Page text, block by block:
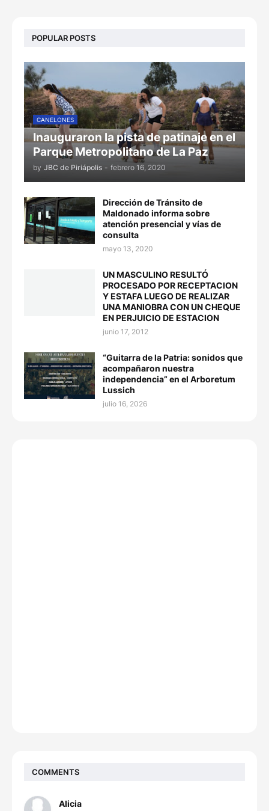
POPULAR POSTS
CANELONES
Inauguraron la pista de patinaje en el
Parque Metropolitano de La Paz
by JBC de Piriápolis - febrero 16, 2020
Dirección de Tránsito de
Maldonado informa sobre
atención presencial y vías de
consulta
mayo 13, 2020
UN MASCULINO RESULTÓ
PROCESADO POR RECEPTACION
Y ESTAFA LUEGO DE REALIZAR
UNA MANIOBRA CON UN CHEQUE
EN PERJUICIO DE ESTACION
junio 17, 2012
“Guitarra de la Patria: sonidos que
acompañaron nuestra
independencia” en el Arboretum
Lussich
julio 16, 2026
COMMENTS
Alicia